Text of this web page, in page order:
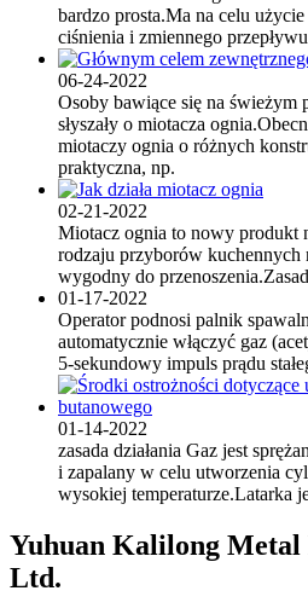
bardzo prosta.Ma na celu
ciśnienia i zmiennego
06-24-2022
Osoby bawiące się na świeżym
słyszały o miotacza
miotaczy ognia o różnych
praktyczna, np.
02-21-2022
Miotacz ognia to nowy produkt
rodzaju przyborów kuchennych
wygodny do
01-17-2022
Operator podnosi palnik
automatycznie włączyć gaz
5-sekundowy impuls prądu
01-14-2022
zasada działania Gaz jest
i zapalany w celu utworzenia
wysokiej temperaturze.Latarka
Yuhuan Kalilong Metal
Ltd.